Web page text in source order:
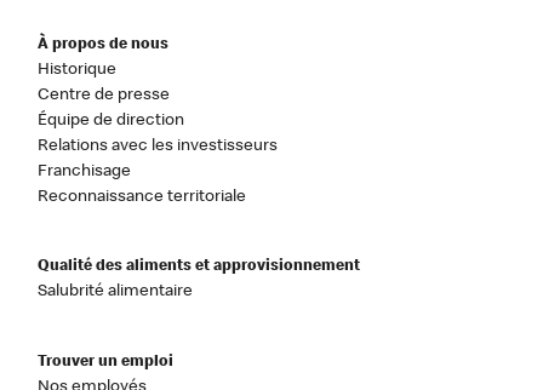
À propos de nous
Historique
Centre de presse
Équipe de direction
Relations avec les investisseurs
Franchisage
Reconnaissance territoriale
Qualité des aliments et approvisionnement
Salubrité alimentaire
Trouver un emploi